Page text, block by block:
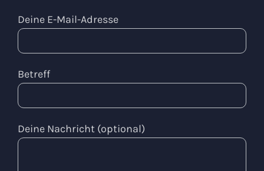
Deine E-Mail-Adresse
Betreff
Deine Nachricht (optional)